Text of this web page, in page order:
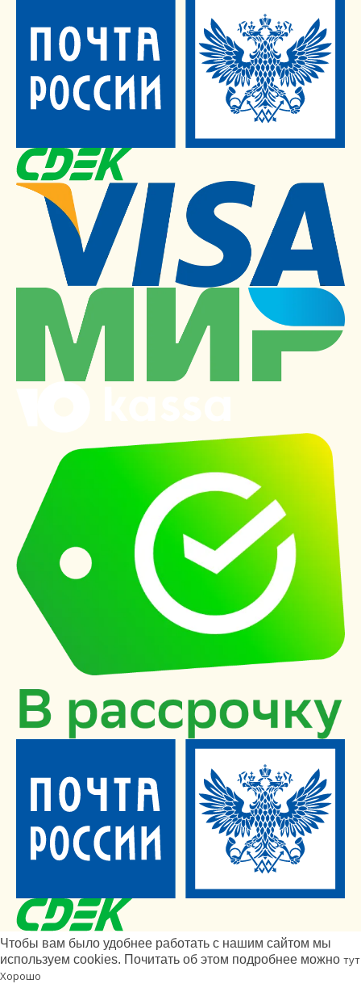
Чтобы вам было удобнее работать с нашим сайтом мы
используем cookies. Почитать об этом подробнее можно тут
Хорошо